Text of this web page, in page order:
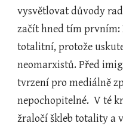
vysvětlovat důvody
začít hned tím prvním:
totalitní, protože
neomarxistů. Před
tvrzení pro mediálně
nepochopitelné.  V té
žraločí škleb totality a